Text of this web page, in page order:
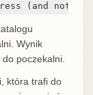
(and
Wynik
poczekalni.
która trafi do